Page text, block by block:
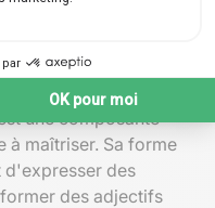
________
une composante
à maîtriser. Sa forme
d'expresser des
des adjectifs